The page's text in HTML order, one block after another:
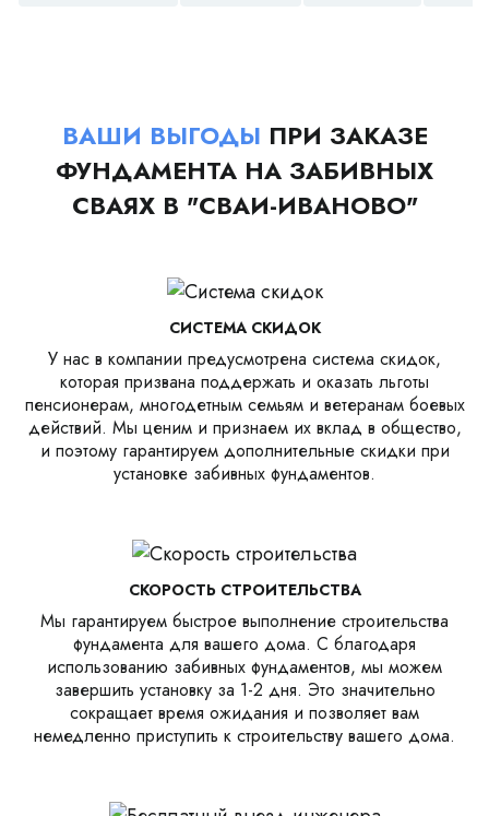
ВАШИ ВЫГОДЫ ПРИ ЗАКАЗЕ
ФУНДАМЕНТА НА ЗАБИВНЫХ
СВАЯХ В "СВАИ-ИВАНОВО"
СИСТЕМА СКИДОК
У нас в компании предусмотрена система скидок,
которая призвана поддержать и оказать льготы
пенсионерам, многодетным семьям и ветеранам боевых
действий. Мы ценим и признаем их вклад в общество,
и поэтому гарантируем дополнительные скидки при
установке забивных фундаментов.
СКОРОСТЬ СТРОИТЕЛЬСТВА
Мы гарантируем быстрое выполнение строительства
фундамента для вашего дома. С благодаря
использованию забивных фундаментов, мы можем
завершить установку за 1-2 дня. Это значительно
сокращает время ожидания и позволяет вам
немедленно приступить к строительству вашего дома.